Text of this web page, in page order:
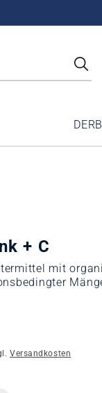
+ C
mit
Versandkosten